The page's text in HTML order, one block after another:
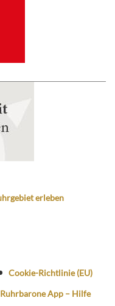
erleben
Cookie-Richtlinie (EU)
Ruhrbarone App – Hilfe